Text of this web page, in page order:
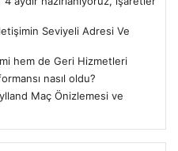
Seviyeli Adresi Ve
hem de Geri Hizmetleri
nasıl oldu?
Maç Önizlemesi ve